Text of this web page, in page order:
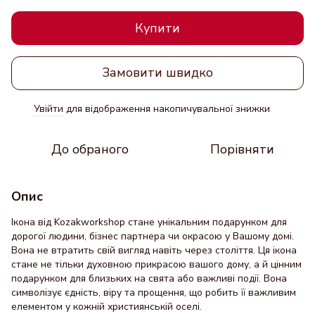
Купити
Замовити швидко
Увійти для відображення накопичувальної знижки
До обраного Порівняти
Опис
Ікона від Kozakworkshop стане унікальним подарунком для
дорогої людини, бізнес партнера чи окрасою у Вашому домі.
Вона не втратить свій вигляд навіть через століття. Ця ікона
стане не тільки духовною прикрасою вашого дому, а й цінним
подарунком для близьких на свята або важливі події. Вона
символізує єдність, віру та прощення, що робить її важливим
елементом у кожній християнській оселі.